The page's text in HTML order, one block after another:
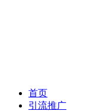
首页
引流推广